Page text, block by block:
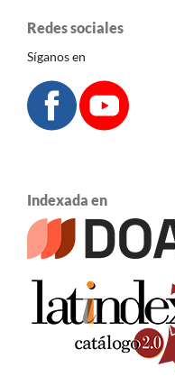
Redes sociales
Síganos en
Indexada en